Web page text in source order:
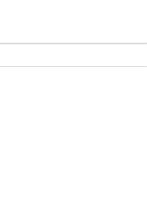
qualité, pierre
sous le numéro